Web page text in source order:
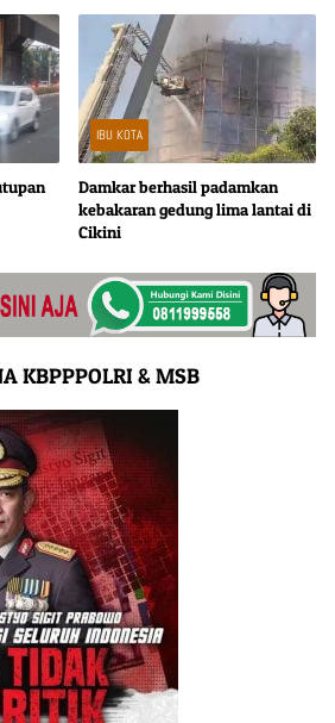
IBU KOTA
Damkar berhasil padamkan
kebakaran gedung lima lantai di
Cikini
KBPPPOLRI & MSB